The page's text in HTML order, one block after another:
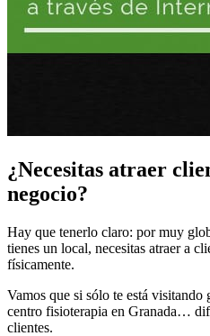
¿Necesitas atraer
negocio?
Hay que tenerlo claro: por muy
tienes un local, necesitas atraer a
físicamente.
Vamos que si sólo te está
centro fisioterapia en Granada…
clientes.